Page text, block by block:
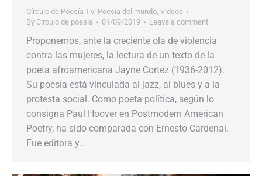
Círculo de Poesía TV, Poesía del mundo, Videos
By Círculo de poesía 01/09/2019 Leave a comment
Proponemos, ante la creciente ola de violencia
contra las mujeres, la lectura de un texto de la
poeta afroamericana Jayne Cortez (1936-2012).
Su poesía está vinculada al jazz, al blues y a la
protesta social. Como poeta política, según lo
consigna Paul Hoover en Postmodern American
Poetry, ha sido comparada con Ernesto Cardenal.
Fue editora y…